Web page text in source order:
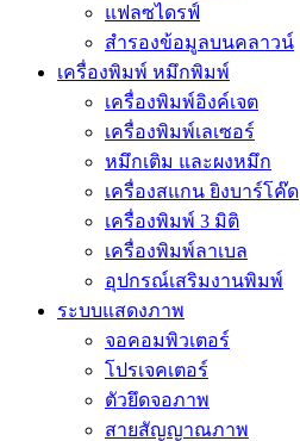
แฟลซไดรฟ์
สำรองข้อมูลบนคลาวน์
เครื่องพิมพ์ หมึกพิมพ์
เครื่องพิมพ์อิงค์เจต
เครื่องพิมพ์เลเซอร์
หมึกเติม และผงหมึก
เครื่องสแกน ยิงบาร์โค๊ด
เครื่องพิมพ์ 3 มิติ
เครื่องพิมพ์ลาเบล
อุปกรณ์เสริมงานพิมพ์
ระบบแสดงภาพ
จอคอมพิวเตอร์
โปรเจคเตอร์
ตัวยึดจอภาพ
สายสัญญาณภาพ